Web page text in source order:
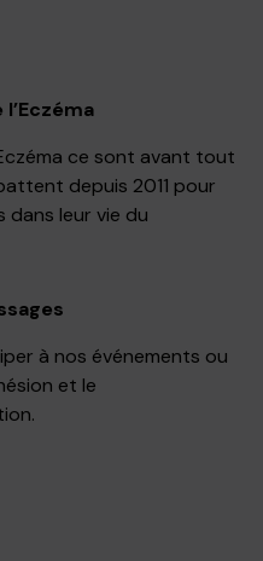
ce sont avant tout
depuis 2011 pour
leur vie du
à nos événements ou
et le